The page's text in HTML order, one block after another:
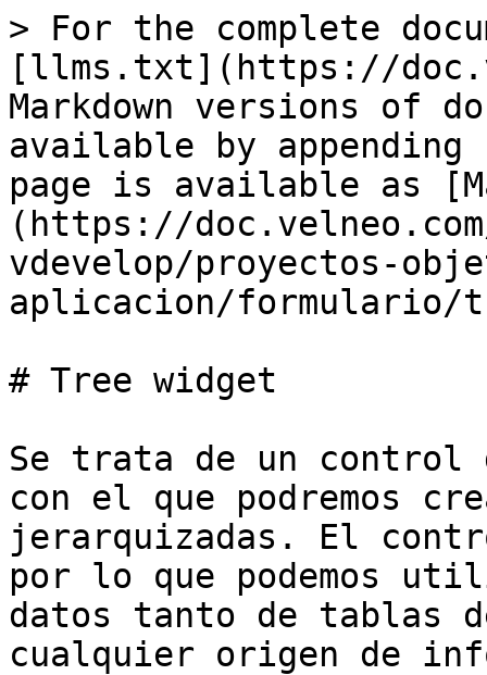
> For the complete
[llms.txt](https://
Markdown versions of
available by
page is available as
(https://
vdevelop/proyectos-
aplicacion/formulario/
# Tree widget
Se trata de un control
con el que podremos
jerarquizadas. El
por lo que podemos
datos tanto de tablas
cualquier origen de